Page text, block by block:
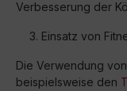
Verbesserung der
Einsatz von
Die Verwendung
beispielsweise den